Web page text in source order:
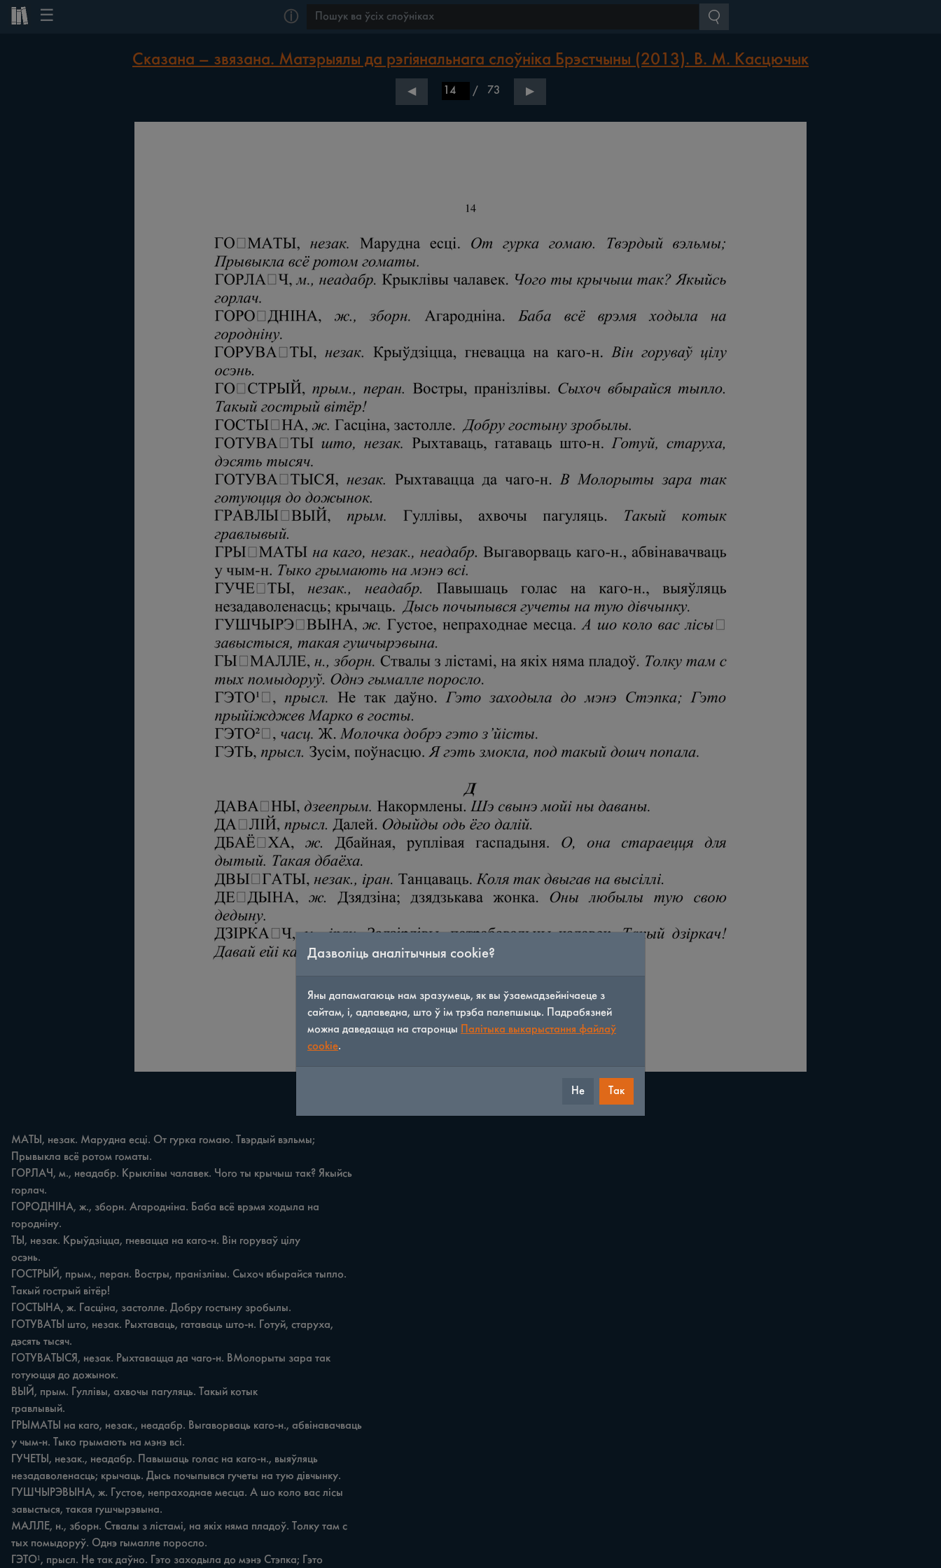
☰ ⓘ
Сказана – звязана. Матэрыялы да рэгіянальнага слоўніка Брэстчыны (2013). В. М. Касцючык
◀ / 73 ▶
МАТЫ, незак. Марудна есці. От гурка гомаю. Твэрдый вэльмы;
Прывыкла всё ротом гоматы.
ГОРЛАЧ, м., неадабр. Крыклівы чалавек. Чого ты крычыш так? Якыйсь
горлач.
ГОРОДНІНА, ж., зборн. Агародніна. Баба всё врэмя ходыла на
городніну.
ТЫ, незак. Крыўдзіцца, гневацца на каго-н. Він горуваў цілу
осэнь.
ГОСТРЫЙ, прым., перан. Востры, пранізлівы. Сыхоч вбырайся тыпло.
Такый гострый вітёр!
ГОСТЫНА, ж. Гасціна, застолле. Добру гостыну зробылы.
ГОТУВАТЫ што, незак. Рыхтаваць, гатаваць што-н. Готуй, старуха,
дэсять тысяч.
ГОТУВАТЫСЯ, незак. Рыхтавацца да чаго-н. ВМолорыты зара так
готуюцця до дожынок.
ВЫЙ, прым. Гуллівы, ахвочы пагуляць. Такый котык
гравлывый.
ГРЫМАТЫ на каго, незак., неадабр. Выгаворваць каго-н., абвінавачваць
у чым-н. Тыко грымають на мэнэ всі.
ГУЧЕТЫ, незак., неадабр. Павышаць голас на каго-н., выяўляць
незадаволенасць; крычаць. Дысь почыпывся гучеты на тую дівчынку.
ГУШЧЫРЭВЫНА, ж. Густое, непраходнае месца. А шо коло вас лісы
завыстыся, такая гушчырэвына.
МАЛЛЕ, н., зборн. Ствалы з лістамі, на якіх няма пладоў. Толку там с
тых помыдоруў. Однэ гымалле поросло.
ГЭТО¹, прысл. Не так даўно. Гэто заходыла до мэнэ Стэпка; Гэто
Дазволіць аналітычныя cookie?
Яны дапамагаюць нам зразумець, як вы ўзаемадзейнічаеце з
сайтам, і, адпаведна, што ў ім трэба палепшыць. Падрабязней
можна даведацца на старонцы Палітыка выкарыстання файлаў
cookie.
Не Так